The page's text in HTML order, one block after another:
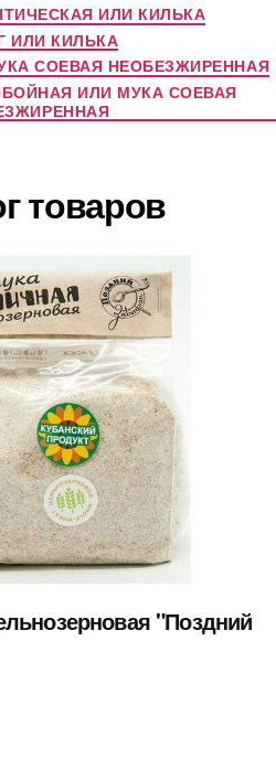
ИЛИ КИЛЬКА
ИЛИ КИЛЬКА
СОЕВАЯ НЕОБЕЗЖИРЕННАЯ
ИЛИ МУКА СОЕВАЯ
товаров
"Поздний